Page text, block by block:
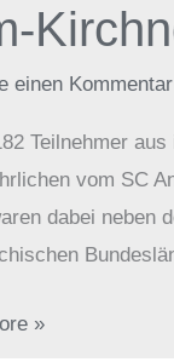
einen Kommentar
Teilnehmer
vom SC
dabei neben
»